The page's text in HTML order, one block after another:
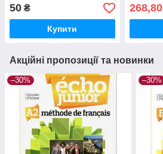
50 ₴
Купити
268,80
Акційні пропозиції та новинки
–30% –30%